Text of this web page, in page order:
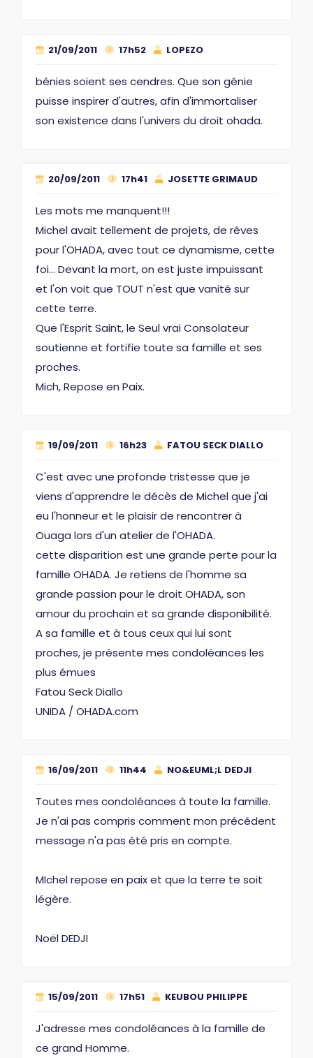
21/09/2011 17h52 LOPEZO
bénies soient ses cendres. Que son génie
puisse inspirer d'autres, afin d'immortaliser
son existence dans l'univers du droit ohada.
20/09/2011 17h41 JOSETTE GRIMAUD
Les mots me manquent!!!
Michel avait tellement de projets, de rêves
pour l'OHADA, avec tout ce dynamisme, cette
foi... Devant la mort, on est juste impuissant
et l'on voit que TOUT n'est que vanité sur
cette terre.
Que l'Esprit Saint, le Seul vrai Consolateur
soutienne et fortifie toute sa famille et ses
proches.
Mich, Repose en Paix.
19/09/2011 16h23 FATOU SECK DIALLO
C'est avec une profonde tristesse que je
viens d'apprendre le décès de Michel que j'ai
eu l'honneur et le plaisir de rencontrer à
Ouaga lors d'un atelier de l'OHADA.
cette disparition est une grande perte pour la
famille OHADA. Je retiens de l'homme sa
grande passion pour le droit OHADA, son
amour du prochain et sa grande disponibilité.
A sa famille et à tous ceux qui lui sont
proches, je présente mes condoléances les
plus émues
Fatou Seck Diallo
UNIDA / OHADA.com
16/09/2011 11h44 NO&EUML;L DEDJI
Toutes mes condoléances à toute la famille.
Je n'ai pas compris comment mon précédent
message n'a pas été pris en compte.
MIchel repose en paix et que la terre te soit
légère.
Noël DEDJI
15/09/2011 17h51 KEUBOU PHILIPPE
J'adresse mes condoléances à la famille de
ce grand Homme.